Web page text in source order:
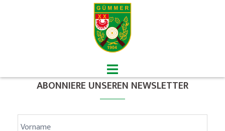
Menü
umschalten
ABONNIERE UNSEREN NEWSLETTER